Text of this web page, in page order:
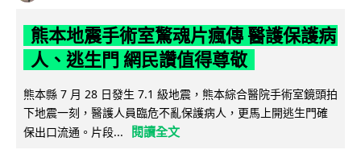
熊本地震手術室驚魂片瘋傳 醫護保護病
人、逃生門 網民讚值得尊敬
熊本縣 7 月 28 日發生 7.1 級地震，熊本綜合醫院手術室鏡頭拍
下地震一刻，醫護人員臨危不亂保護病人，更馬上開逃生門確
保出口流通。片段...
閱讀全文